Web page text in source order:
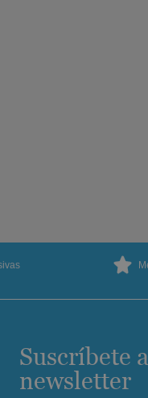
Suscríbete
newsletter